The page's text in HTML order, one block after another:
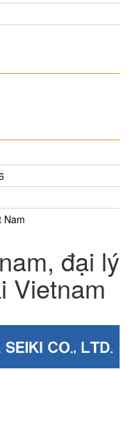
Nam
đại lý
Vietnam